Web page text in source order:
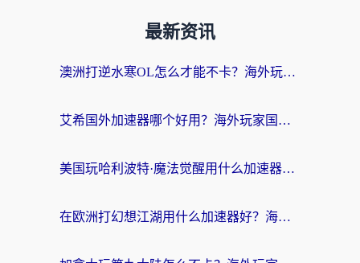
最新资讯
澳洲打逆水寒OL怎么才能不卡？海外玩家国服游戏加速终极指南（附梦幻模拟战地铁跑酷解决办法）
艾希国外加速器哪个好用？海外玩家国服游戏畅玩终极指南（附欧洲玩鸣潮街头篮球实测）
美国玩哈利波特·魔法觉醒用什么加速器？告别延迟的终极指南（含免费QQ炫舞方案+印尼妄想山海秘籍）
在欧洲打幻想江湖用什么加速器好？海外玩家国服游戏畅玩指南